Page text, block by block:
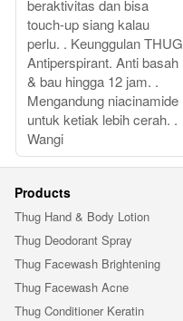
beraktivitas dan bisa
touch-up siang kalau
perlu. . Keunggulan THUG
Antiperspirant. Anti basah
& bau hingga 12 jam. .
Mengandung niacinamide
untuk ketiak lebih cerah. .
Wangi
Products
Thug Hand & Body Lotion
Thug Deodorant Spray
Thug Facewash Brightening
Thug Facewash Acne
Thug Conditioner Keratin